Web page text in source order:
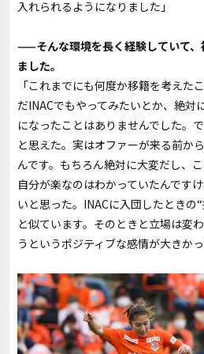
入れられるようになりました」
——そんな環境を長く経験していて、
ました。
「これまでにも何度か移籍を考えた
だINACでもやってみたいとか、絶対
になったことはありませんでした。
と思えた。実はオファーが来る前か
んです。もちろん絶対に大変だし、
自分が楽なのはわかっていたんです
いと思った。INACに入団したときの
と似ています。そのときと立場は変
うというポジティブな感情が大きかっ